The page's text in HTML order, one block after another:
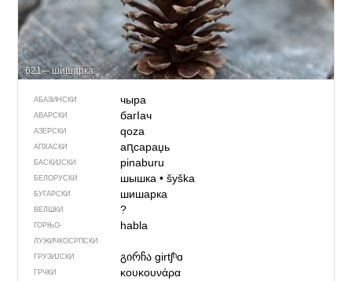
621 – шишарка
АБАЗИНСКИ чыра
АВАРСКИ багIач
АЗЕРСКИ qoza
АПХАСКИ аԥсараџь
БАСКИЈСКИ pinaburu
БЕЛОРУСКИ шышка• šyška
БУГАРСКИ шишарка
ВЕЛШКИ ?
ГОРЊО­
ЛУЖИЧКОСРПСКИ
habla
ГРУЗИЈСКИ გირჩაgirtʃʰɑ
ГРЧКИ κουκουνάρα